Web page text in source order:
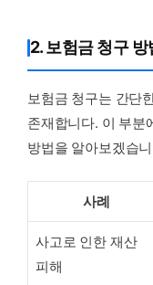
2. 보험금 청구 방
보험금 청구는 간단
존재합니다. 이 부분
방법을 알아보겠습
사례
사고로 인한 재산
피해